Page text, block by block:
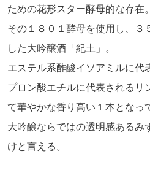
ための花形スター酵母的な存在。
その１８０１酵母を使用し、３
した大吟醸酒「紀土」。
エステル系酢酸イソアミルに代
プロン酸エチルに代表されるリ
て華やかな香り高い１本となっ
大吟醸ならではの透明感あるみ
けと言える。